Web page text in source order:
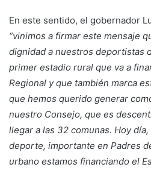
En este sentido, el gobernador
“vinimos a firmar este mensaje
dignidad a nuestros deportistas
primer estadio rural que va a
Regional y que también marca
que hemos querido generar
nuestro Consejo, que es
llegar a las 32 comunas. Hoy
deporte, importante en Padres
urbano estamos financiando el